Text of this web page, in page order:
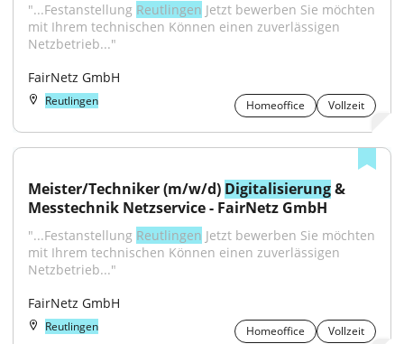
"...Festanstellung Reutlingen Jetzt bewerben Sie möchten
mit Ihrem technischen Können einen zuverlässigen
Netzbetrieb..."
FairNetz GmbH
Reutlingen Homeoffice Vollzeit
Meister/Techniker (m/w/d) Digitalisierung &
Messtechnik Netzservice - FairNetz GmbH
"...Festanstellung Reutlingen Jetzt bewerben Sie möchten
mit Ihrem technischen Können einen zuverlässigen
Netzbetrieb..."
FairNetz GmbH
Reutlingen Homeoffice Vollzeit